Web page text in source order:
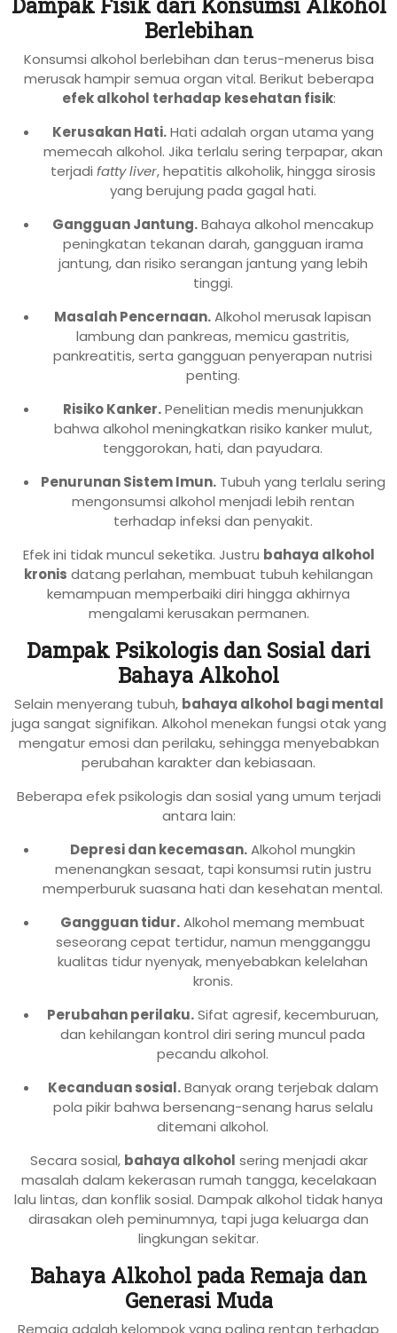
Berlebihan
Konsumsi alkohol berlebihan dan terus-menerus bisa
merusak hampir semua organ vital. Berikut beberapa
efek alkohol terhadap kesehatan fisik:
Kerusakan Hati.Hati adalah organ utama yang
memecah alkohol. Jika terlalu sering terpapar, akan
terjadi fatty liver, hepatitis alkoholik, hingga sirosis
yang berujung pada gagal hati.
Gangguan Jantung.Bahaya alkohol mencakup
peningkatan tekanan darah, gangguan irama
jantung, dan risiko serangan jantung yang lebih
tinggi.
Masalah Pencernaan.Alkohol merusak lapisan
lambung dan pankreas, memicu gastritis,
pankreatitis, serta gangguan penyerapan nutrisi
penting.
Risiko Kanker.Penelitian medis menunjukkan
bahwa alkohol meningkatkan risiko kanker mulut,
tenggorokan, hati, dan payudara.
Penurunan Sistem Imun.Tubuh yang terlalu sering
mengonsumsi alkohol menjadi lebih rentan
terhadap infeksi dan penyakit.
Efek ini tidak muncul seketika. Justru bahaya alkohol
kronis datang perlahan, membuat tubuh kehilangan
kemampuan memperbaiki diri hingga akhirnya
mengalami kerusakan permanen.
Dampak Psikologis dan Sosial dari
Bahaya Alkohol
Selain menyerang tubuh, bahaya alkohol bagi mental
juga sangat signifikan. Alkohol menekan fungsi otak yang
mengatur emosi dan perilaku, sehingga menyebabkan
perubahan karakter dan kebiasaan.
Beberapa efek psikologis dan sosial yang umum terjadi
antara lain:
Depresi dan kecemasan.Alkohol mungkin
menenangkan sesaat, tapi konsumsi rutin justru
memperburuk suasana hati dan kesehatan mental.
Gangguan tidur.Alkohol memang membuat
seseorang cepat tertidur, namun mengganggu
kualitas tidur nyenyak, menyebabkan kelelahan
kronis.
Perubahan perilaku.Sifat agresif, kecemburuan,
dan kehilangan kontrol diri sering muncul pada
pecandu alkohol.
Kecanduan sosial.Banyak orang terjebak dalam
pola pikir bahwa bersenang-senang harus selalu
ditemani alkohol.
Secara sosial, bahaya alkohol sering menjadi akar
masalah dalam kekerasan rumah tangga, kecelakaan
lalu lintas, dan konflik sosial. Dampak alkohol tidak hanya
dirasakan oleh peminumnya, tapi juga keluarga dan
lingkungan sekitar.
Bahaya Alkohol pada Remaja dan
Generasi Muda
Remaja adalah kelompok yang paling rentan terhadap